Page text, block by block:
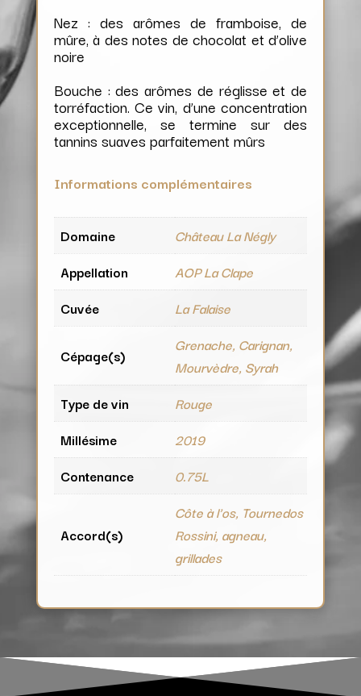
Nez : des arômes de framboise, de
mûre, à des notes de chocolat et d’olive
noire
Bouche : des arômes de réglisse et de
torréfaction. Ce vin, d’une concentration
exceptionnelle, se termine sur des
tannins suaves parfaitement mûrs
Informations complémentaires
Domaine
Château La Négly
Appellation
AOP La Clape
Cuvée
La Falaise
Cépage(s)
Grenache, Carignan,
Mourvèdre, Syrah
Type de vin
Rouge
Millésime
2019
Contenance
0.75L
Accord(s)
Côte à l'os, Tournedos
Rossini, agneau,
grillades